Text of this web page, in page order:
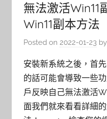
無法激活Win11
Win11副本方法
Posted on 2022-01-23 by
安裝新系統之後，首
的話可能會導致一些
戶反映自己無法激活
面我們就來看看詳